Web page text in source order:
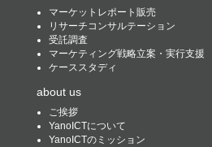
マーケットレポート販売
リサーチコンサルテーション
受託調査
マーケティング戦略立案・実行支援
ケーススタディ
about us
ご挨拶
YanoICTについて
YanoICTのミッション